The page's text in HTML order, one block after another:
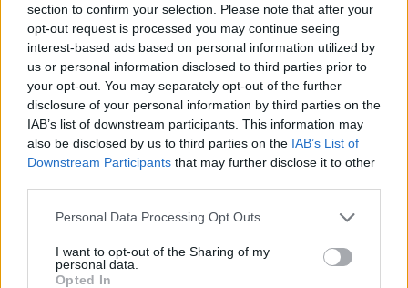
section to confirm your selection. Please note that after your
opt-out request is processed you may continue seeing
interest-based ads based on personal information utilized by
us or personal information disclosed to third parties prior to
your opt-out. You may separately opt-out of the further
disclosure of your personal information by third parties on the
IAB’s list of downstream participants. This information may
also be disclosed by us to third parties on the IAB’s List of
Downstream Participants that may further disclose it to other
Personal Data Processing Opt Outs
I want to opt-out of the Sharing of my
personal data.
Opted In
rezultatų.
„Mes jau žinome, kad net jei prieš startą jai,
rodos, viskas slysta iš rankų, kad lemiamu
momentu pavyks susikoncentruoti. Net jei
dangus griūna, ji sugeba susitelkti į plaukimą.
Apskritai Smiltės charakterio ypatybė – jos
nepalaužiamas užsispyrimas: jei ji kažko nori,
niekada nenusileis“, – sakė sportininkės tėtis.